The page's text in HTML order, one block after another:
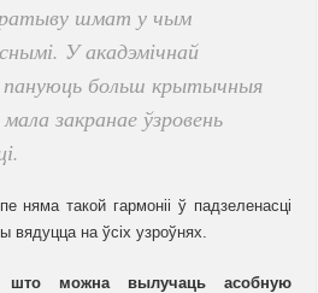
шмат у чым
У акадэмічнай
больш крытычныя
закранае ўзровень
няма такой гармоніі ў падзеленасці
вядуцца на ўсіх узроўнях.
што можна вылучаць асобную